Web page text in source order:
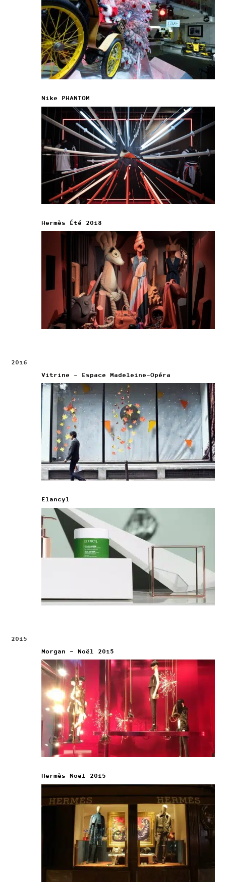
Nike PHANTOM
Hermès Été 2018
2016
Vitrine – Espace Madeleine-Opéra
Elancyl
2015
Morgan – Noël 2015
Hermès Noël 2015